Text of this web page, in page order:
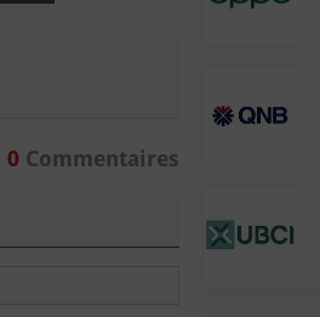
0Commentaires